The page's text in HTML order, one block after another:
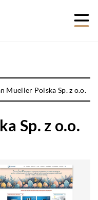
Mueller Polska Sp. z o.o.
Sp. z o.o.